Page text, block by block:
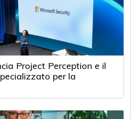
Project Perception e il
per la